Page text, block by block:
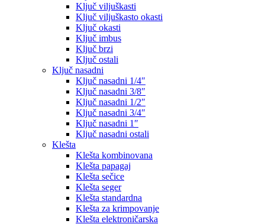
Ključ viljuškasti
Ključ viljuškasto okasti
Ključ okasti
Ključ imbus
Ključ brzi
Ključ ostali
Ključ nasadni
Ključ nasadni 1/4″
Ključ nasadni 3/8″
Ključ nasadni 1/2″
Ključ nasadni 3/4″
Ključ nasadni 1″
Ključ nasadni ostali
Klešta
Klešta kombinovana
Klešta papagaj
Klešta sečice
Klešta seger
Klešta standardna
Klešta za krimpovanje
Klešta elektroničarska